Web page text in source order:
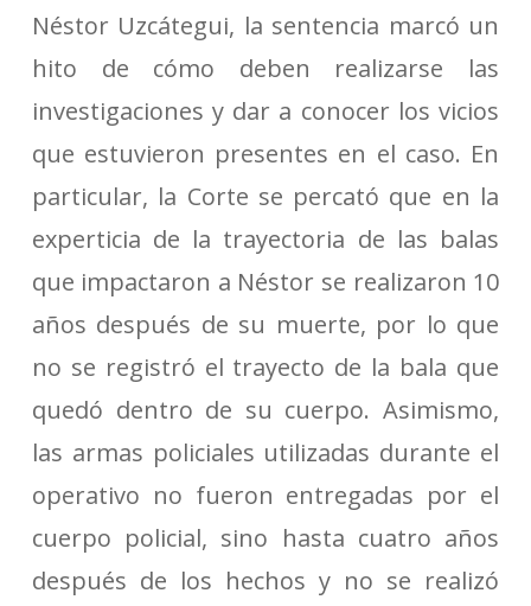
Néstor Uzcátegui, la sentencia marcó un
hito de cómo deben realizarse las
investigaciones y dar a conocer los vicios
que estuvieron presentes en el caso. En
particular, la Corte se percató que en la
experticia de la trayectoria de las balas
que impactaron a Néstor se realizaron 10
años después de su muerte, por lo que
no se registró el trayecto de la bala que
quedó dentro de su cuerpo. Asimismo,
las armas policiales utilizadas durante el
operativo no fueron entregadas por el
cuerpo policial, sino hasta cuatro años
después de los hechos y no se realizó